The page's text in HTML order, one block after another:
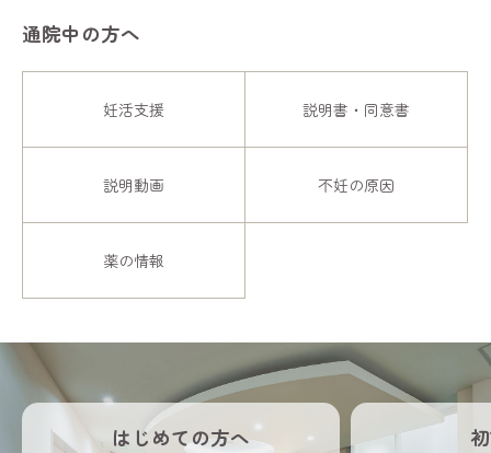
通院中の方へ
妊活支援 説明書・同意書
説明動画 不妊の原因
薬の情報
はじめての方へ